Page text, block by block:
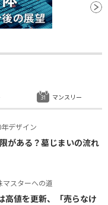
デザイン
がある？墓じまいの流れ
マスターへの道
高値を更新、「売らなけ
マンスリー